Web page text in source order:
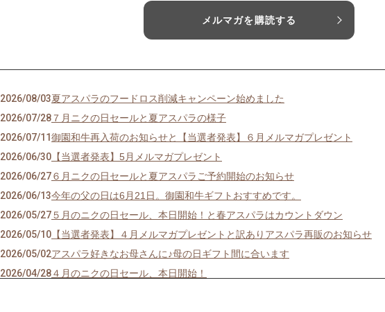
メルマガを購読する
2026/08/03夏アスパラのフードロス削減キャンペーン始めました
2026/07/28 ７月ニクの日セールと夏アスパラの様子
2026/07/11御園和牛再入荷のお知らせと【当選者発表】６月メルマガプレゼント
2026/06/30 【当選者発表】5月メルマガプレゼント
2026/06/27６月ニクの日セールと夏アスパラご予約開始のお知らせ
2026/06/13今年の父の日は6月21日。御園和牛ギフトおすすめです。
2026/05/27５月のニクの日セール、本日開始！と春アスパラはカウントダウン
2026/05/10 【当選者発表】４月メルマガプレゼントと訳ありアスパラ再販のお知らせ
2026/05/02アスパラ好きなお母さんに♪母の日ギフト間に合います
2026/04/28４月のニクの日セール、本日開始！